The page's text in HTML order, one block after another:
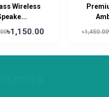
Wireless
৳1,150.00 ৳1,450.00